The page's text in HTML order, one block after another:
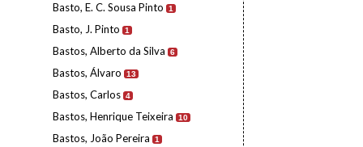
Basto, E. C. Sousa Pinto 1
Basto, J. Pinto 1
Bastos, Alberto da Silva 6
Bastos, Álvaro 13
Bastos, Carlos 4
Bastos, Henrique Teixeira 10
Bastos, João Pereira 1